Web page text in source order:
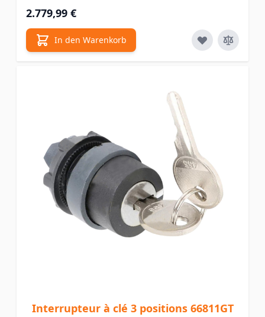
2.779,99 €
In den Warenkorb
Interrupteur à clé 3 positions 66811GT